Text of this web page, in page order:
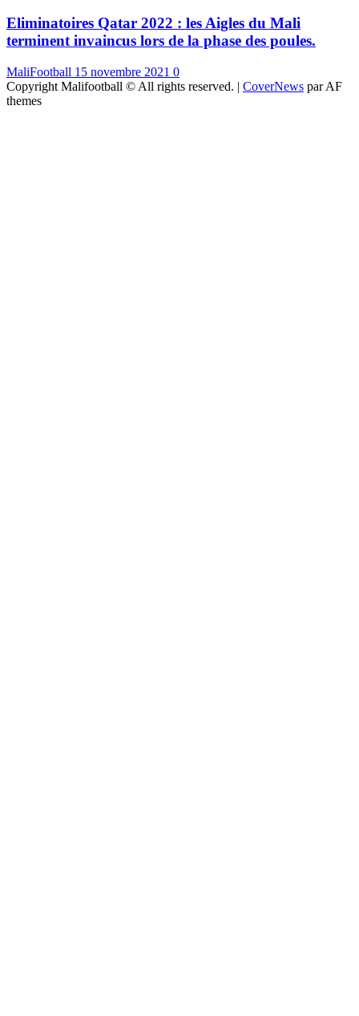
Eliminatoires Qatar 2022 : les Aigles du Mali
terminent invaincus lors de la phase des poules.
MaliFootball 15 novembre 2021 0
Copyright Malifootball © All rights reserved. | CoverNews par AF
themes